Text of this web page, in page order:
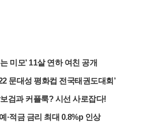
미모' 11살 연하 여친 공개
문대성 평화컵 전국태권도대회’
검과 커플룩? 시선 사로잡다!
·적금 금리 최대 0.8%p 인상